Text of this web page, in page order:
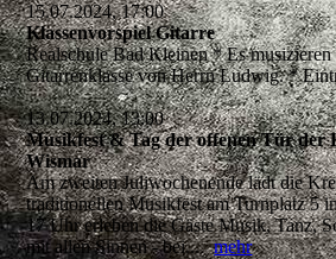
15.07.2024, 17:00
Klassenvorspiel Gitarre
Realschule Bad Kleinen * Es
Gitarrenklasse von Herrn Ludwig. *
13.07.2024, 13:00
Musikfest & Tag der offenen Tür der
Wismar
Am zweiten Juliwochenende lädt die
traditionellen Musikfest am Turnplatz 5
17 Uhr erleben die Gäste Musik, Tanz,
mit allen Sinnen - bei...mehr